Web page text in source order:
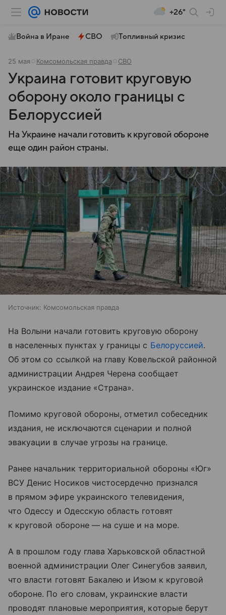
+26°
Война в Иране СВО Топливный кризис
25 мая Комсомольская правда СВО
Украина готовит круговую
оборону около границы с
Белоруссией
На Украине начали готовить к круговой обороне
еще один район страны.
Источник: Комсомольская правда
На Волыни начали готовить круговую оборону
в населенных пунктах у границы с Белоруссией.
Об этом со ссылкой на главу Ковельской районной
администрации Андрея Черена сообщает
украинское издание «Страна».
Помимо круговой обороны, отметил собеседник
издания, не исключаются сценарии и полной
эвакуации в случае угрозы на границе.
Ранее начальник территориальной обороны «Юг»
ВСУ Денис Носиков чистосердечно признался
в прямом эфире украинского телевидения,
что Одессу и Одесскую область готовят
к круговой обороне — на суше и на море.
А в прошлом году глава Харьковской областной
военной администрации Олег Синегубов заявил,
что власти готовят Бакалею и Изюм к круговой
обороне. По его словам, украинские власти
проводят плановые мероприятия, которые берут